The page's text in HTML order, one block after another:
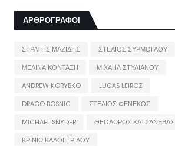
ΑΡΘΡΟΓΡΑΦΟΙ
ΣΤΡΑΤΗΣ ΜΑΖΙΔΗΣ
ΣΤΕΛΙΟΣ ΣΥΡΜΟΓΛΟΥ
ΜΕΛΙΝΑ ΚΟΝΤΑΞΗ
ΜΙΧΑΗΛ ΣΤΥΛΙΑΝΟΥ
ANDREW KORYBKO
LUCAS LEIROZ
DRAGO BOSNIC
ΣΤΕΛΙΟΣ ΦΕΝΕΚΟΣ
MICHAEL SNYDER
ΘΕΟΔΩΡΟΣ ΚΑΤΣΑΝΕΒΑΣ
ΚΡΙΝΙΩ ΚΑΛΟΓΕΡΙΔΟΥ